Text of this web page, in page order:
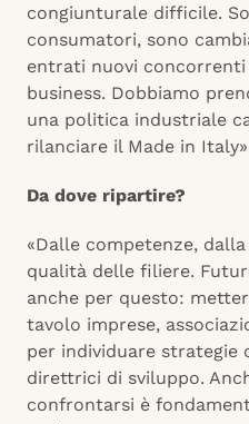
congiunturale difficile.
consumatori, sono
entrati nuovi
business. Dobbiamo
una politica industriale
rilanciare il Made in
Da dove ripartire?
«Dalle competenze,
qualità delle filiere.
anche per questo:
tavolo imprese,
per individuare strategie
direttrici di sviluppo.
confrontarsi è